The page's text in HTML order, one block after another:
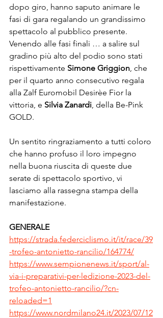
dopo giro, hanno saputo animare le
fasi di gara regalando un grandissimo
spettacolo al pubblico presente.
Venendo alle fasi finali … a salire sul
gradino più alto del podio sono stati
rispettivamente Simone Griggion, che
per il quarto anno consecutivo regala
alla Zalf Euromobil Desirèe Fior la
vittoria, e Silvia Zanardi, della Be-Pink
GOLD.
Un sentito ringraziamento a tutti coloro
che hanno profuso il loro impegno
nella buona riuscita di queste due
serate di spettacolo sportivo, vi
lasciamo alla rassegna stampa della
manifestazione.
GENERALE
https://strada.federciclismo.it/it/race/39
-trofeo-antonietto-rancilio/164774/
https://www.sempionenews.it/sport/al-
via-i-preparativi-per-ledizione-2023-del-
trofeo-antonietto-rancilio/?cn-
reloaded=1
https://www.nordmilano24.it/2023/07/12